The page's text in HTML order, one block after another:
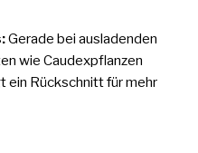
Gerade bei ausladenden
wie Caudexpflanzen
ein Rückschnitt für mehr